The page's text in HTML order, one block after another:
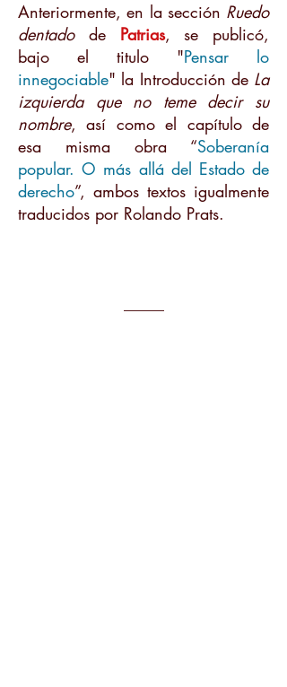
Anteriormente, en la sección Ruedo
dentadode Patrias, se publicó,
bajo el titulo "Pensar lo
innegociable" la Introducción de La
izquierda que no teme decir su
nombre, así como el capítulo de
esa misma obra “Soberanía
popular. O más allá del Estado de
derecho”, ambos textos igualmente
traducidos por Rolando Prats.